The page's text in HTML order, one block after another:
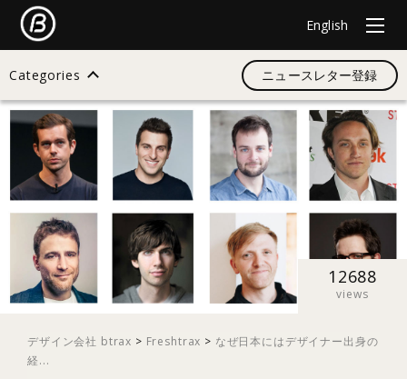
English
Categories
検索
すべて
デザイン
イノベーション
ニュースレター登録
12688
views
デザイン会社 btrax > Freshtrax > なぜ日本にはデザイナー出身の
経...